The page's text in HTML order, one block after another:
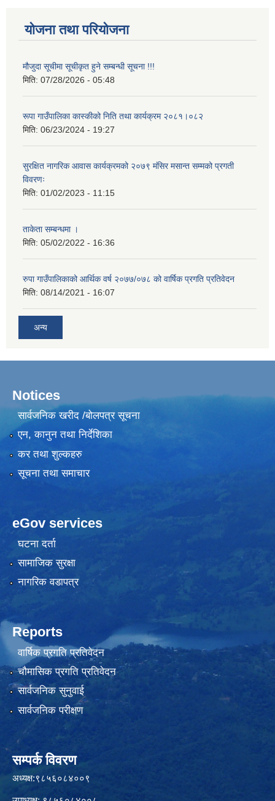
योजना तथा परियोजना
मौजुदा सूचीमा सूचीकृत हुने सम्बन्धी सूचना !!!
मिति: 07/28/2026 - 05:48
रूपा गाउँपालिका कास्कीको निति तथा कार्यक्रम २०८१।०८२
मिति: 06/23/2024 - 19:27
सुरक्षित नागरिक आवास कार्यक्रमको २०७९ मंसिर मसान्त सम्मको प्रगती
विवरणः
मिति: 01/02/2023 - 11:15
ताकेता सम्बन्धमा ।
मिति: 05/02/2022 - 16:36
रुपा गाउँपालिकाको आर्थिक वर्ष २०७७/०७८ को वार्षिक प्रगति प्रतिवेदन
मिति: 08/14/2021 - 16:07
अन्य
Notices
सार्वजनिक खरीद /बोलपत्र सूचना
एन, कानुन तथा निर्देशिका
कर तथा शुल्कहरु
सूचना तथा समाचार
eGov services
घटना दर्ता
सामाजिक सुरक्षा
नागरिक वडापत्र
Reports
वार्षिक प्रगति प्रतिवेदन
चौमासिक प्रगति प्रतिवेदन
सार्वजनिक सुनुवाई
सार्वजनिक परीक्षण
सम्पर्क विवरण
अध्यक्ष:९८५६०८४००९